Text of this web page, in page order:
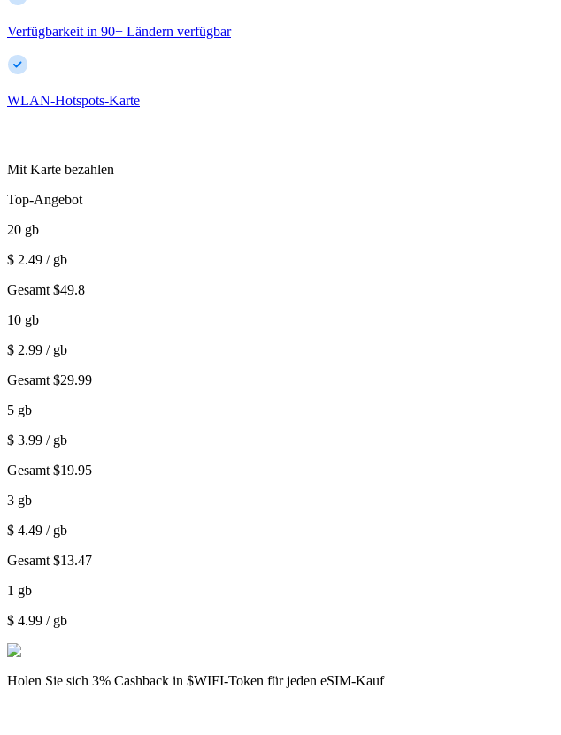
Verfügbarkeit in 90+ Ländern verfügbar
WLAN-Hotspots-Karte
Mit Karte bezahlen
Top-Angebot
20 gb
$ 2.49 / gb
Gesamt $49.8
10 gb
$ 2.99 / gb
Gesamt $29.99
5 gb
$ 3.99 / gb
Gesamt $19.95
3 gb
$ 4.49 / gb
Gesamt $13.47
1 gb
$ 4.99 / gb
Holen Sie sich 3% Cashback in $WIFI-Token für jeden eSIM-Kauf